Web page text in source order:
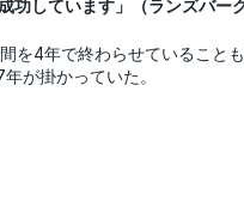
しています」（ランズバーグ
を4年で終わらせていること
が掛かっていた。